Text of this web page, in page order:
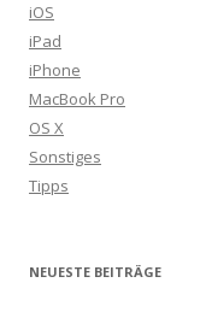
iOS
iPad
iPhone
MacBook Pro
OS X
Sonstiges
Tipps
NEUESTE BEITRÄGE